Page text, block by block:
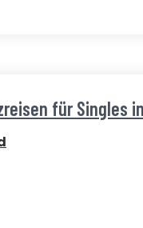
für Singles